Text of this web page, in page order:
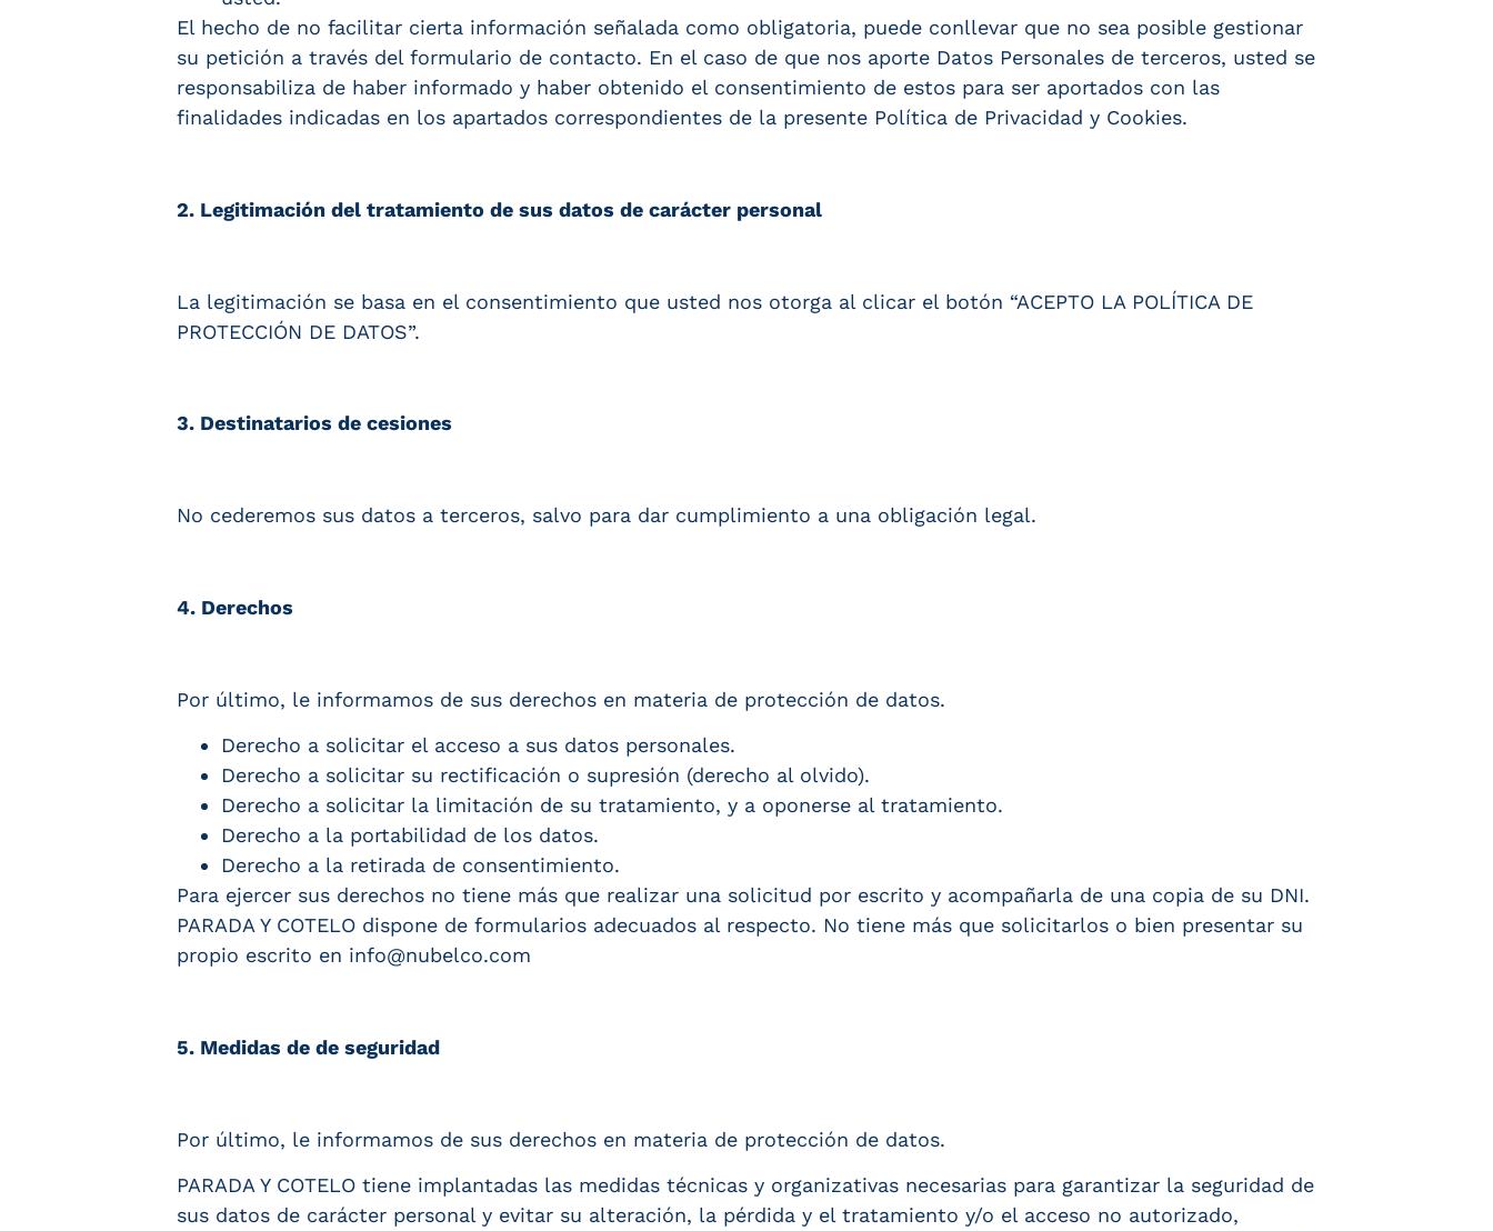
El hecho de no facilitar cierta información señalada como obligatoria, puede conllevar que no sea posible gestionar
su petición a través del formulario de contacto. En el caso de que nos aporte Datos Personales de terceros, usted se
responsabiliza de haber informado y haber obtenido el consentimiento de estos para ser aportados con las
finalidades indicadas en los apartados correspondientes de la presente Política de Privacidad y Cookies.
2. Legitimación del tratamiento de sus datos de carácter personal
La legitimación se basa en el consentimiento que usted nos otorga al clicar el botón “ACEPTO LA POLÍTICA DE
PROTECCIÓN DE DATOS”.
3. Destinatarios de cesiones
No cederemos sus datos a terceros, salvo para dar cumplimiento a una obligación legal.
4. Derechos
Por último, le informamos de sus derechos en materia de protección de datos.
Derecho a solicitar el acceso a sus datos personales.
Derecho a solicitar su rectificación o supresión (derecho al olvido).
Derecho a solicitar la limitación de su tratamiento, y a oponerse al tratamiento.
Derecho a la portabilidad de los datos.
Derecho a la retirada de consentimiento.
Para ejercer sus derechos no tiene más que realizar una solicitud por escrito y acompañarla de una copia de su DNI.
PARADA Y COTELO dispone de formularios adecuados al respecto. No tiene más que solicitarlos o bien presentar su
propio escrito en info@nubelco.com
5. Medidas de de seguridad
Por último, le informamos de sus derechos en materia de protección de datos.
PARADA Y COTELO tiene implantadas las medidas técnicas y organizativas necesarias para garantizar la seguridad de
sus datos de carácter personal y evitar su alteración, la pérdida y el tratamiento y/o el acceso no autorizado,